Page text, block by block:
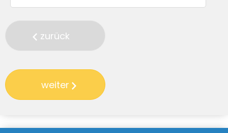
zurück
weiter